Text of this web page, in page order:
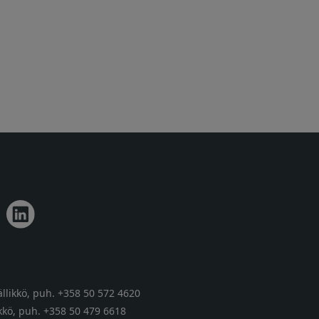
puh. +358 50 572 4620
puh. +358 50 479 6618